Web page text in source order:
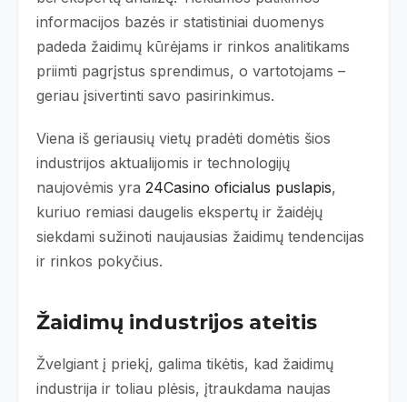
informacijos bazės ir statistiniai duomenys
padeda žaidimų kūrėjams ir rinkos analitikams
priimti pagrįstus sprendimus, o vartotojams –
geriau įsivertinti savo pasirinkimus.
Viena iš geriausių vietų pradėti domėtis šios
industrijos aktualijomis ir technologijų
naujovėmis yra 24Casino oficialus puslapis,
kuriuo remiasi daugelis ekspertų ir žaidėjų
siekdami sužinoti naujausias žaidimų tendencijas
ir rinkos pokyčius.
Žaidimų industrijos ateitis
Žvelgiant į priekį, galima tikėtis, kad žaidimų
industrija ir toliau plėsis, įtraukdama naujas